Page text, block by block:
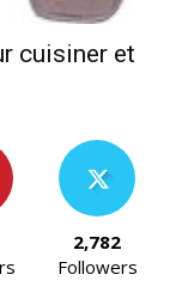
cuisiner et
2,782
Followers